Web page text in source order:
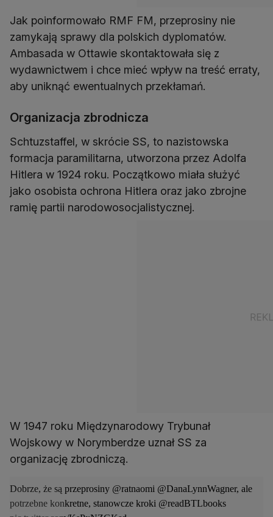
Jak poinformowało RMF FM, przeprosiny nie
zamykają sprawy dla polskich dyplomatów.
Ambasada w Ottawie skontaktowała się z
wydawnictwem i chce mieć wpływ na treść erraty,
aby uniknąć ewentualnych przekłamań.
Organizacja zbrodnicza
Schtuzstaffel, w skrócie SS, to nazistowska
formacja paramilitarna, utworzona przez Adolfa
Hitlera w 1924 roku. Początkowo miała służyć
jako osobista ochrona Hitlera oraz jako zbrojne
ramię partii narodowosocjalistycznej.
W 1947 roku Międzynarodowy Trybunał
Wojskowy w Norymberdze uznał SS za
organizację zbrodniczą.
Dobrze, że są przeprosiny @ratnaomi @DanaLynnWagner, ale
potrzebne konkretne, stanowcze kroki @readBTLbooks